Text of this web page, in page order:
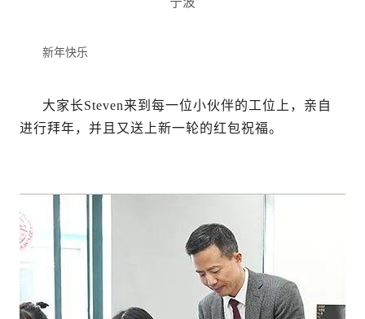
新年快乐
大家长Steven来到每一位小伙伴的工位上，亲自
进行拜年，并且又送上新一轮的红包祝福。